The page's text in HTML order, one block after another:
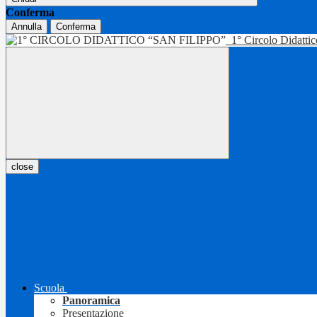
Conferma
Annulla Conferma
1° Circolo
close
Scuola
Panoramica
Presentazione